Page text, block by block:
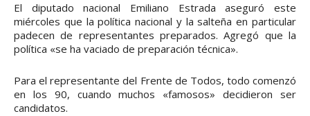
El diputado nacional Emiliano Estrada aseguró este
miércoles que la política nacional y la salteña en particular
padecen de representantes preparados. Agregó que la
política «se ha vaciado de preparación técnica».
Para el representante del Frente de Todos, todo comenzó
en los 90, cuando muchos «famosos» decidieron ser
candidatos.